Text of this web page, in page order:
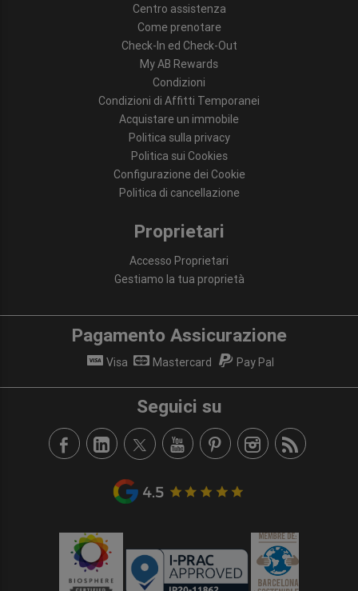
Centro assistenza
Come prenotare
Check-In ed Check-Out
My AB Rewards
Condizioni
Condizioni di Affitti Temporanei
Acquistare un immobile
Politica sulla privacy
Politica sui Cookies
Configurazione dei Cookie
Politica di cancellazione
Proprietari
Accesso Proprietari
Gestiamo la tua proprietà
Pagamento Assicurazione
Visa Mastercard Pay Pal
Seguici su